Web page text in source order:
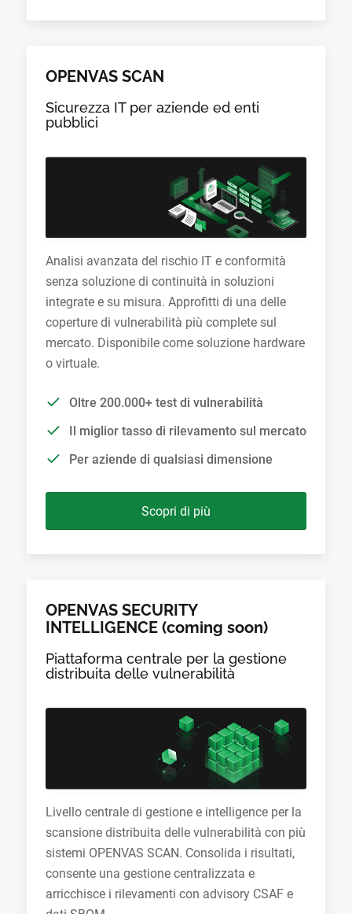
OPENVAS SCAN
Sicurezza IT per aziende ed enti
pubblici
Analisi avanzata del rischio IT e conformità
senza soluzione di continuità in soluzioni
integrate e su misura. Approfitti di una delle
coperture di vulnerabilità più complete sul
mercato. Disponibile come soluzione hardware
o virtuale.
Oltre 200.000+ test di vulnerabilità
Il miglior tasso di rilevamento sul mercato
Per aziende di qualsiasi dimensione
Scopri di più
OPENVAS SECURITY
INTELLIGENCE (coming soon)
Piattaforma centrale per la gestione
distribuita delle vulnerabilità
Livello centrale di gestione e intelligence per la
scansione distribuita delle vulnerabilità con più
sistemi OPENVAS SCAN. Consolida i risultati,
consente una gestione centralizzata e
arricchisce i rilevamenti con advisory CSAF e